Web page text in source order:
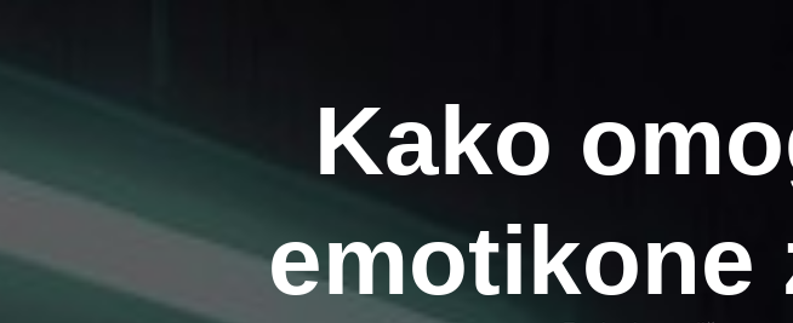
Kako
emotikone